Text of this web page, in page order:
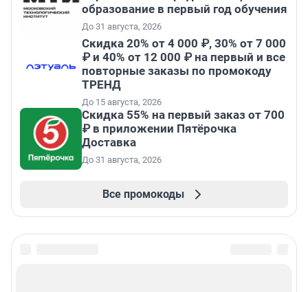
образование в первый год обучения
До 31 августа, 2026
Скидка 20% от 4 000 ₽, 30% от 7 000
₽ и 40% от 12 000 ₽ на первый и все
повторные заказы по промокоду
ТРЕНД
До 15 августа, 2026
Скидка 55% на первый заказ от 700
₽ в приложении Пятёрочка
Доставка
До 31 августа, 2026
Все промокоды